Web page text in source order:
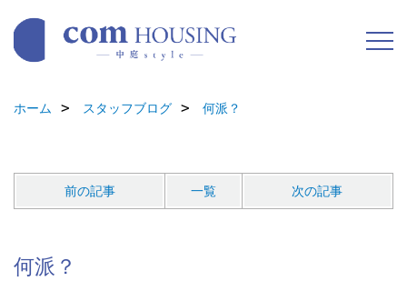
ホーム スタッフブログ 何派？
前の記事 一覧 次の記事
何派？